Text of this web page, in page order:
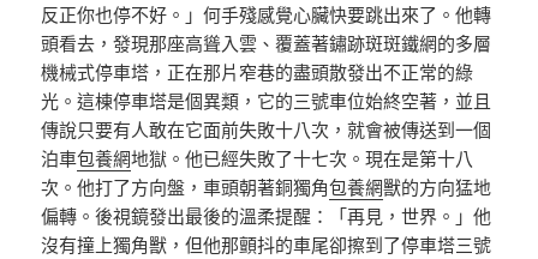
反正你也停不好。」何手殘感覺心臟快要跳出來了。他轉
頭看去，發現那座高聳入雲、覆蓋著鏽跡斑斑鐵網的多層
機械式停車塔，正在那片窄巷的盡頭散發出不正常的綠
光。這棟停車塔是個異類，它的三號車位始終空著，並且
傳說只要有人敢在它面前失敗十八次，就會被傳送到一個
泊車包養網地獄。他已經失敗了十七次。現在是第十八
次。他打了方向盤，車頭朝著銅獨角包養網獸的方向猛地
偏轉。後視鏡發出最後的溫柔提醒：「再見，世界。」他
沒有撞上獨角獸，但他那顫抖的車尾卻擦到了停車塔三號